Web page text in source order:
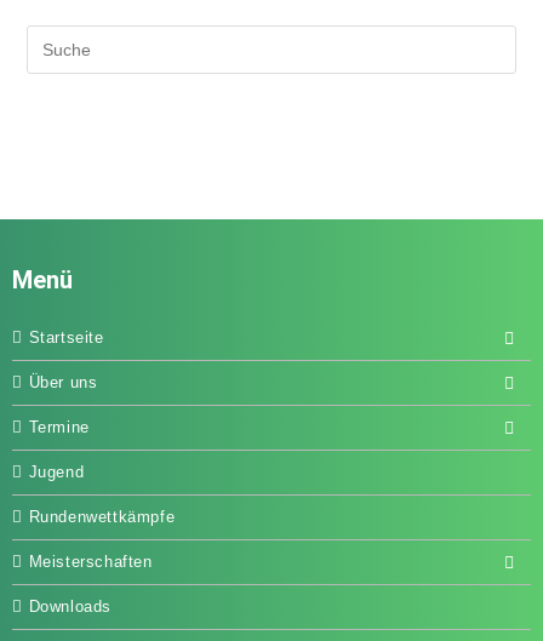
Menü
Startseite
Über uns
Termine
Jugend
Rundenwettkämpfe
Meisterschaften
Downloads